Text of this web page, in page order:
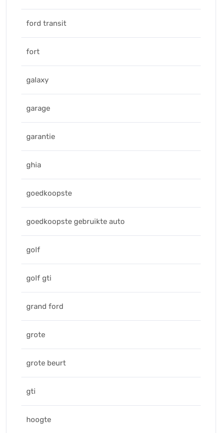
ford transit
fort
galaxy
garage
garantie
ghia
goedkoopste
goedkoopste gebruikte auto
golf
golf gti
grand ford
grote
grote beurt
gti
hoogte